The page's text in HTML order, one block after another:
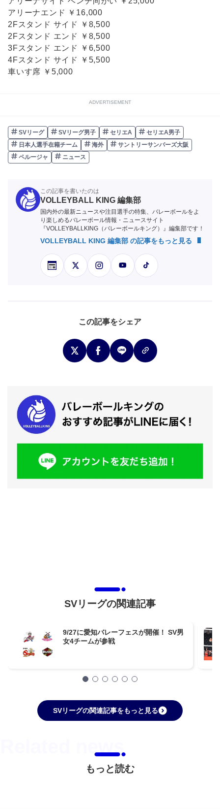
アリーナエンド ￥16,000
2Fスタンド サイド ￥8,500
2Fスタンド エンド ￥8,500
3Fスタンド エンド ￥6,500
4Fスタンド サイド ￥5,500
車いす席 ￥5,000
ADVERTISEMENT
SVリーグ SVリーグ男子 セリエA
セリエA男子
日本人選手在籍チーム
海外
サントリーサンバーズ大阪
ペルージャ
ニュース
この記事を書いたのは
VOLLEYBALL KING 編集部
国内外の最新ニュースや注目選手の特集、バレーボールをよ
り楽しめるバレーボール情報・ニュースサイト
『VOLLEYBALLKING（バレーボールキング）』編集部です！
VOLLEYBALL KING 編集部 の記事をもっと見る
この記事をシェア
SVリーグの関連記事
9/27に愛知バレーフェスが開催！ SV男
女4チームが参戦
SVリーグの関連記事をもっと見る
もっと読む